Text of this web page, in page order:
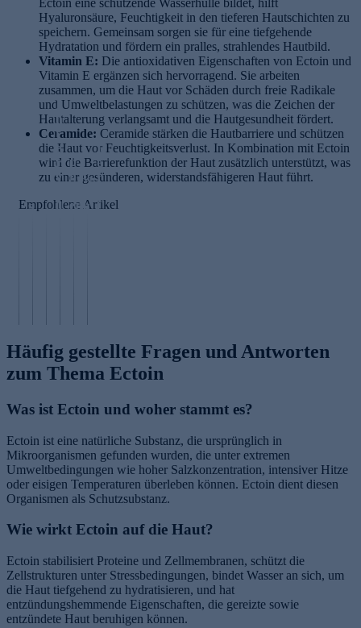
Ectoin eine schützende Wasserhülle bildet, hilft
Hyaluronsäure, Feuchtigkeit in den tieferen Hautschichten zu
speichern. Gemeinsam sorgen sie für eine tiefgehende
Hydratation und fördern ein pralles, strahlendes Hautbild.
Vitamin E: Die antioxidativen Eigenschaften von Ectoin und
Vitamin E ergänzen sich hervorragend. Sie arbeiten
zusammen, um die Haut vor Schäden durch freie Radikale
und Umweltbelastungen zu schützen, was die Zeichen der
Hautalterung verlangsamt und die Hautgesundheit fördert.
Ceramide: Ceramide stärken die Hautbarriere und schützen
die Haut vor Feuchtigkeitsverlust. In Kombination mit Ectoin
wird die Barrierefunktion der Haut zusätzlich unterstützt, was
zu einer gesünderen, widerstandsfähigeren Haut führt.
Empfohlene Artikel
s
I
n
t
e
r
v
ll
p
h-
er
G
u
F
e
r
l
Häufig gestellte Fragen und Antworten
zum Thema Ectoin
Was ist Ectoin und woher stammt es?
Ectoin ist eine natürliche Substanz, die ursprünglich in
Mikroorganismen gefunden wurden, die unter extremen
Umweltbedingungen wie hoher Salzkonzentration, intensiver Hitze
oder eisigen Temperaturen überleben können. Ectoin dient diesen
Organismen als Schutzsubstanz.
Wie wirkt Ectoin auf die Haut?
Ectoin stabilisiert Proteine und Zellmembranen, schützt die
Zellstrukturen unter Stressbedingungen, bindet Wasser an sich, um
die Haut tiefgehend zu hydratisieren, und hat
entzündungshemmende Eigenschaften, die gereizte sowie
entzündete Haut beruhigen können.